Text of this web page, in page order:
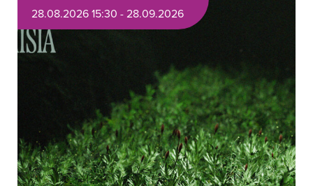
28.08.2026 15:30 - 28.09.2026